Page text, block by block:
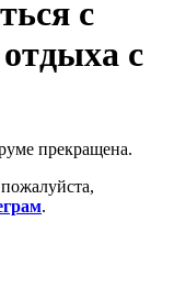
с
с
прекращена.
.